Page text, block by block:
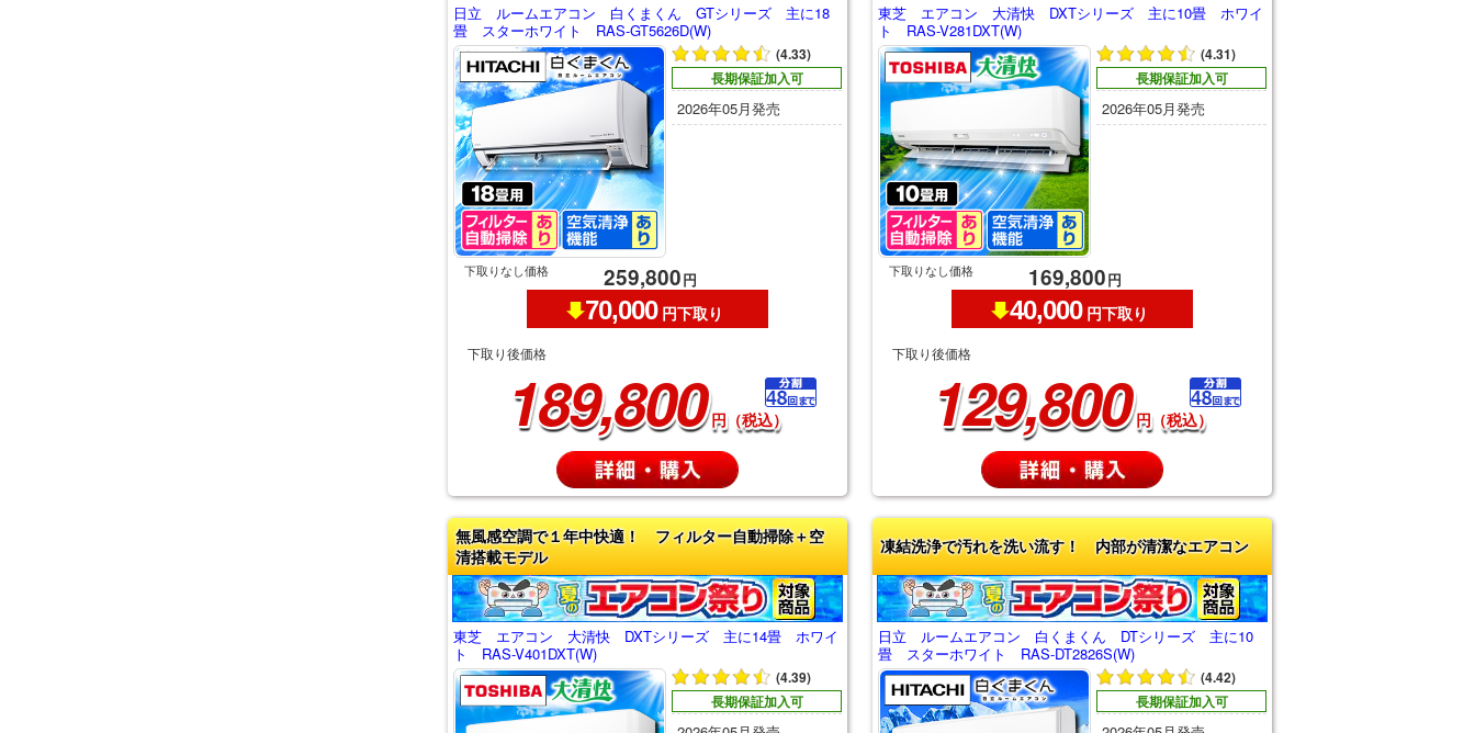
日立 ルームエアコン 白くまくん GTシリーズ 主に18
畳 スターホワイト RAS-GT5626D(W)
(4.33)
長期保証加入可
2026年05月発売
下取りなし価格 259,800円
70,000 円下取り
下取り後価格
189,800 円（税込）
東芝 エアコン 大清快 DXTシリーズ 主に10畳 ホワイ
ト RAS-V281DXT(W)
(4.31)
長期保証加入可
2026年05月発売
下取りなし価格 169,800円
40,000 円下取り
下取り後価格
129,800 円（税込）
無風感空調で１年中快適！ フィルター自動掃除＋空
清搭載モデル
東芝 エアコン 大清快 DXTシリーズ 主に14畳 ホワイ
ト RAS-V401DXT(W)
(4.39)
長期保証加入可
凍結洗浄で汚れを洗い流す！ 内部が清潔なエアコン
日立 ルームエアコン 白くまくん DTシリーズ 主に10
畳 スターホワイト RAS-DT2826S(W)
(4.42)
長期保証加入可